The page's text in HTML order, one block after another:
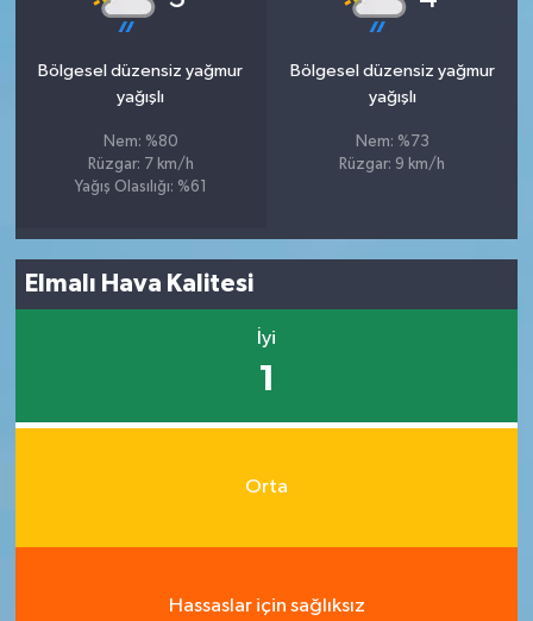
Bölgesel düzensiz yağmur
yağışlı
Nem: %80
Rüzgar: 7 km/h
Yağış Olasılığı: %61
Bölgesel düzensiz yağmur
yağışlı
Nem: %73
Rüzgar: 9 km/h
Elmalı Hava Kalitesi
İyi
1
Orta
Hassaslar için sağlıksız